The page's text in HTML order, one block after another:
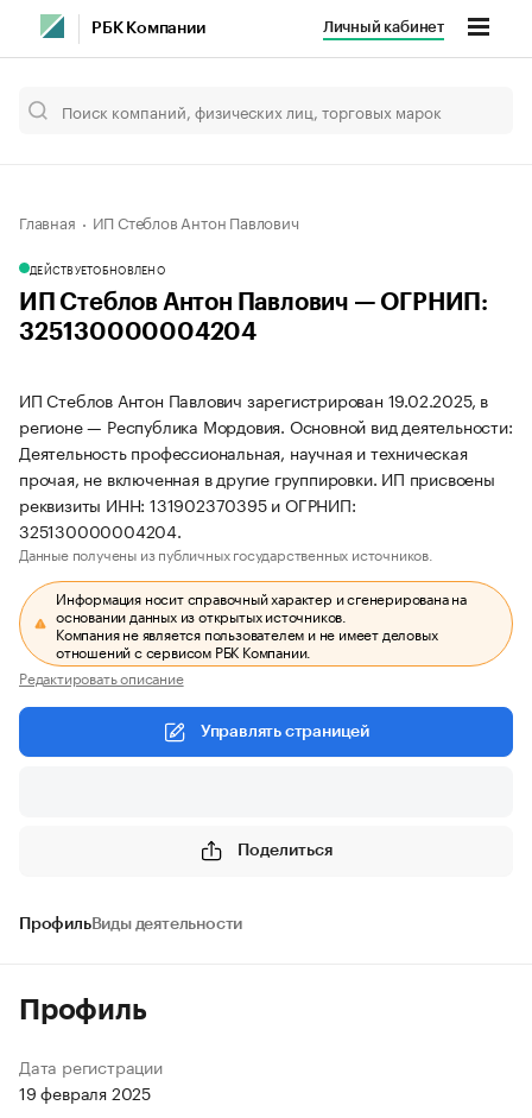
РБК Компании Личный кабинет
Главная ИП Стеблов Антон Павлович
ДЕЙСТВУЕТОБНОВЛЕНО
ИП Стеблов Антон Павлович — ОГРНИП:
325130000004204
ИП Стеблов Антон Павлович зарегистрирован 19.02.2025, в
регионе — Республика Мордовия. Основной вид деятельности:
Деятельность профессиональная, научная и техническая
прочая, не включенная в другие группировки. ИП присвоены
реквизиты ИНН: 131902370395 и ОГРНИП:
325130000004204.
Данные получены из публичных государственных источников.
Информация носит справочный характер и сгенерирована на
основании данных из открытых источников.
Компания не является пользователем и не имеет деловых
отношений с сервисом РБК Компании.
Редактировать описание
Управлять страницей
Поделиться
ПрофильВиды деятельности
Профиль
Дата регистрации
19 февраля 2025